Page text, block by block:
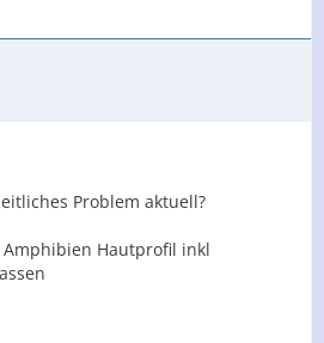
Problem aktuell?
Hautprofil inkl